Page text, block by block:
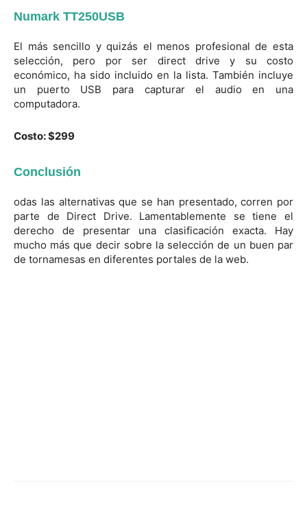
Numark TT250USB
El más sencillo y quizás el menos profesional de esta
selección, pero por ser direct drive y su costo
económico, ha sido incluido en la lista. También incluye
un puerto USB para capturar el audio en una
computadora.
Costo: $299
Conclusión
odas las alternativas que se han presentado, corren por
parte de Direct Drive. Lamentablemente se tiene el
derecho de presentar una clasificación exacta. Hay
mucho más que decir sobre la selección de un buen par
de tornamesas en diferentes portales de la web.